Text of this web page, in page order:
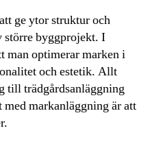
ge ytor struktur och
större byggprojekt. I
man optimerar marken i
och estetik. Allt
till trädgårdsanläggning
markanläggning är att